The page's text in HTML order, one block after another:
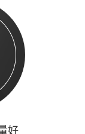
好